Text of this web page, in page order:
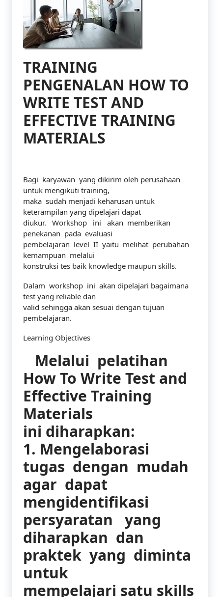
TRAINING
PENGENALAN HOW TO
WRITE TEST AND
EFFECTIVE TRAINING
MATERIALS
Bagi karyawan yang dikirim oleh perusahaan
untuk mengikuti training,
maka sudah menjadi keharusan untuk
keterampilan yang dipelajari dapat
diukur. Workshop ini akan memberikan
penekanan pada evaluasi
pembelajaran level II yaitu melihat perubahan
kemampuan melalui
konstruksi tes baik knowledge maupun skills.
Dalam workshop ini akan dipelajari bagaimana
test yang reliable dan
valid sehingga akan sesuai dengan tujuan
pembelajaran.
Learning Objectives
Melalui pelatihan
How To Write Test and
Effective Training
Materials
ini diharapkan:
1. Mengelaborasi
tugas dengan mudah
agar dapat
mengidentifikasi
persyaratan yang
diharapkan dan
praktek yang diminta
untuk
mempelajari satu skills